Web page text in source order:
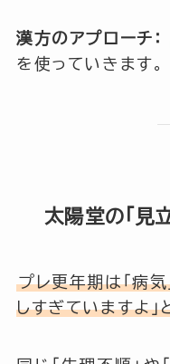
漢方のアプローチ：
を使っていきます。
太陽堂の「見
プレ更年期は「病気
しすぎていますよ